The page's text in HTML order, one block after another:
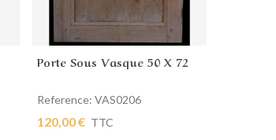
Ajouter au panier
Porte Sous Vasque 50 X 72
Reference: VAS0206
120,00 € TTC